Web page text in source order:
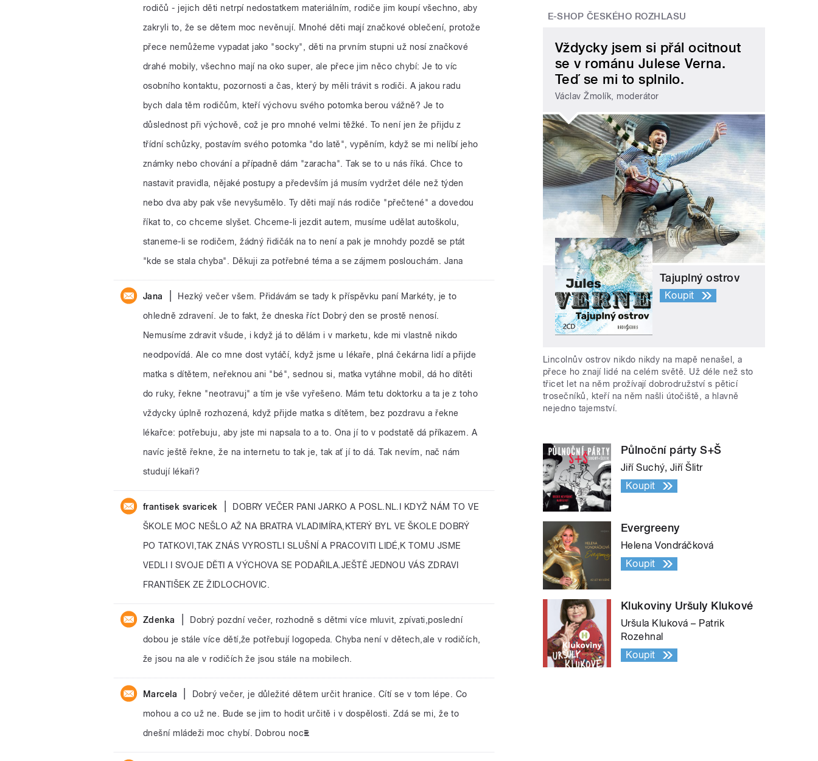
rodičů - jejich děti netrpí nedostatkem materiálním, rodiče jim koupí všechno, aby
zakryli to, že se dětem moc nevěnují. Mnohé děti mají značkové oblečení, protože
přece nemůžeme vypadat jako "socky", děti na prvním stupni už nosí značkové
drahé mobily, všechno mají na oko super, ale přece jim něco chybí: Je to víc
osobního kontaktu, pozornosti a čas, který by měli trávit s rodiči. A jakou radu
bych dala těm rodičům, kteří výchovu svého potomka berou vážně? Je to
důslednost při výchově, což je pro mnohé velmi těžké. To není jen že přijdu z
třídní schůzky, postavím svého potomka "do latě", vypěním, když se mi nelíbí jeho
známky nebo chování a případně dám "zaracha". Tak se to u nás říká. Chce to
nastavit pravidla, nějaké postupy a především já musím vydržet déle než týden
nebo dva aby pak vše nevyšumělo. Ty děti mají nás rodiče "přečtené" a dovedou
říkat to, co chceme slyšet. Chceme-li jezdit autem, musíme udělat autoškolu,
staneme-li se rodičem, žádný řidičák na to není a pak je mnohdy pozdě se ptát
"kde se stala chyba". Děkuji za potřebné téma a se zájmem poslouchám. Jana
Jana
Hezký večer všem. Přidávám se tady k příspěvku paní Markéty, je to
ohledně zdravení. Je to fakt, že dneska říct Dobrý den se prostě nenosí.
Nemusíme zdravit všude, i když já to dělám i v marketu, kde mi vlastně nikdo
neodpovídá. Ale co mne dost vytáčí, když jsme u lékaře, plná čekárna lidí a přijde
matka s dítětem, neřeknou ani "bé", sednou si, matka vytáhne mobil, dá ho dítěti
do ruky, řekne "neotravuj" a tím je vše vyřešeno. Mám tetu doktorku a ta je z toho
vždycky úplně rozhozená, když přijde matka s dítětem, bez pozdravu a řekne
lékařce: potřebuju, aby jste mi napsala to a to. Ona jí to v podstatě dá příkazem. A
navíc ještě řekne, že na internetu to tak je, tak ať jí to dá. Tak nevím, nač nám
studují lékaři?
frantisek svaricek
DOBRY VEČER PANI JARKO A POSL.NL.I KDYŽ NÁM TO VE
ŠKOLE MOC NEŠLO AŽ NA BRATRA VLADIMÍRA,KTERÝ BYL VE ŠKOLE DOBRÝ
PO TATKOVI,TAK ZNÁS VYROSTLI SLUŠNÍ A PRACOVITI LIDÉ,K TOMU JSME
VEDLI I SVOJE DĚTI A VÝCHOVA SE PODAŘILA.JEŠTĚ JEDNOU VÁS ZDRAVI
FRANTIŠEK ZE ŽIDLOCHOVIC.
Zdenka
Dobrý pozdní večer, rozhodně s dětmi více mluvit, zpívati,poslední
dobou je stále více dětí,že potřebují logopeda. Chyba není v dětech,ale v rodičích,
že jsou na ale v rodičích že jsou stále na mobilech.
Marcela
Dobrý večer, je důležité dětem určit hranice. Cítí se v tom lépe. Co
mohou a co už ne. Bude se jim to hodit určitě i v dospělosti. Zdá se mi, že to
dnešní mládeži moc chybí. Dobrou noc☼
E-SHOP ČESKÉHO ROZHLASU
Vždycky jsem si přál ocitnout
se v románu Julese Verna.
Teď se mi to splnilo.
Václav Žmolík, moderátor
Tajuplný ostrov
Koupit
Lincolnův ostrov nikdo nikdy na mapě nenašel, a
přece ho znají lidé na celém světě. Už déle než sto
třicet let na něm prožívají dobrodružství s pěticí
trosečníků, kteří na něm našli útočiště, a hlavně
nejedno tajemství.
Půlnoční párty S+Š
Jiří Suchý, Jiří Šlitr
Koupit
Evergreeny
Helena Vondráčková
Koupit
Klukoviny Uršuly Klukové
Uršula Kluková – Patrik
Rozehnal
Koupit